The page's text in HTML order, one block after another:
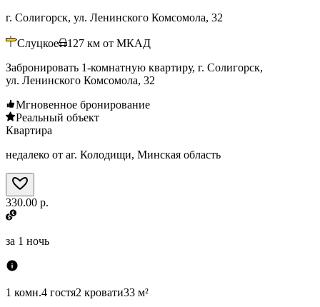
г. Солигорск, ул. Ленинского Комсомола, 32
Слуцкое 127 км от МКАД
Забронировать 1-комнатную квартиру, г. Солигорск,
ул. Ленинского Комсомола, 32
Мгновенное бронирование
Реальный объект
Квартира
недалеко от аг. Колодищи, Минская область
330.00 р.
за 1 ночь
1 комн.4 гостя2 кровати33 м²